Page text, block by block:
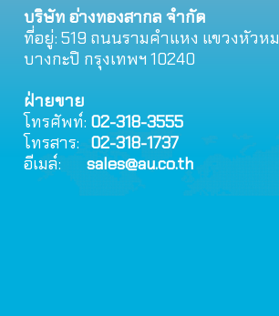
บริษัท อ่างทองสากล จำกัด
ที่อยู่: 519 ถนนรามคําแหง แขวงหัวห
บางกะปิ กรุงเทพฯ 10240
ฝ่ายขาย
โทรศัพท์: 02-318-3555
โทรสาร: 02-318-1737
อีเมล์:sales@au.co.th